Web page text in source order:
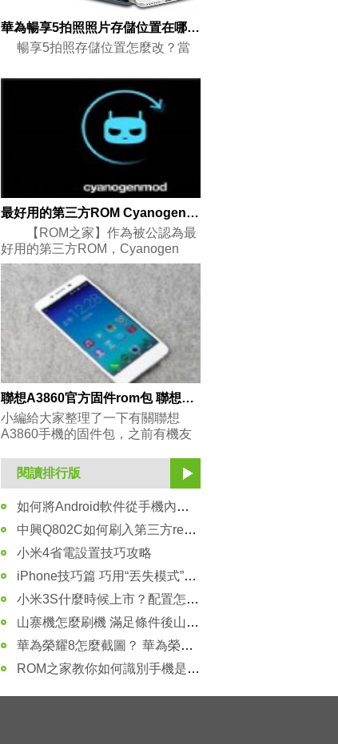
華為暢享5拍照照片存儲位置在哪裡更換？
暢享5拍照存儲位置怎麼改？當
最好用的第三方ROM CyanogenMod 13使用技巧
【ROM之家】作為被公認為最
好用的第三方ROM，Cyanogen
聯想A3860官方固件rom包 聯想A8暢玩版升級包下載
小編給大家整理了一下有關聯想
A3860手機的固件包，之前有機友
閱讀排行版
如何將Android軟件從手機內存轉移到存儲卡
中興Q802C如何刷入第三方recovery詳細教程
小米4省電設置技巧攻略
iPhone技巧篇 巧用“丟失模式”找手機
小米3S什麼時候上市？配置怎麼樣？
山寨機怎麼刷機 滿足條件後山寨機也可以刷機
華為榮耀8怎麼截圖？ 華為榮耀8截圖方法教程
ROM之家教你如何識別手機是否是原封機